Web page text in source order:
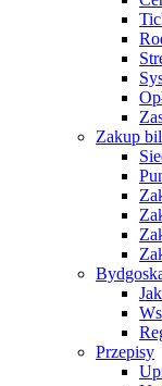
Zakup
Przepisy